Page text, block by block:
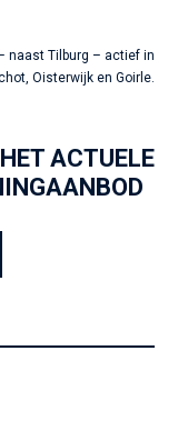
naast Tilburg – actief in
Oisterwijk en Goirle.
ACTUELE